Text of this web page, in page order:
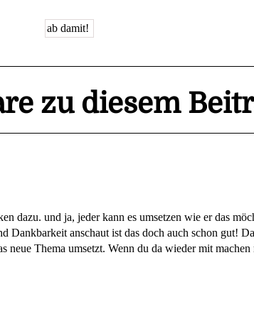
zu diesem
dazu. und ja, jeder kann es umsetzen wie er das
Dankbarkeit anschaut ist das doch auch schon gut!
neue Thema umsetzt. Wenn du da wieder mit machen